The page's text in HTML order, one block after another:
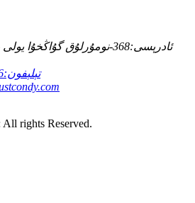
ئادرېسى:
368-نومۇرلۇق گۇاڭخۇا
تېلېفون:
rights Reserved.